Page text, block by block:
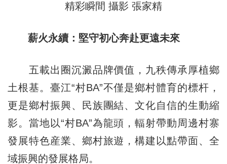
精彩瞬間 攝影 張家精
薪火永續：堅守初心奔赴更遠未來
五載出圈沉澱品牌價值，九秩傳承厚植鄉
土根基。臺江“村BA”不僅是鄉村體育的標杆，
更是鄉村振興、民族團結、文化自信的生動縮
影。當地以“村BA”為龍頭，輻射帶動周邊村寨
發展特色産業、鄉村旅遊，構建以點帶面、全
域振興的發展格局。